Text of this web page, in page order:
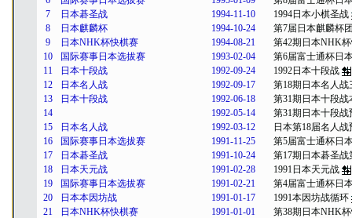
7
日本碁圣战 1994-11-10
1994日本小棋圣战
8
日本麒麟杯 1994-10-24
第7届日本麒麟杯
9
日本NHK杯快棋赛 1994-08-21
第42期日本NHK
10
国际赛事日本选拔赛 1993-02-04
第6届富士通杯日
11
日本十段战 1992-09-24
1992日本十段战
12
日本名人战 1992-09-17
第18期日本名人战
13
日本十段战 1992-06-18
第31期日本十段战
14
1992-05-14
第31期日本十段战
15
日本名人战 1992-03-12
日本第18届名人战
16
国际赛事日本选拔赛 1991-11-25
第5届富士通杯日
17
日本碁圣战 1991-10-24
第17期日本碁圣战
18
日本天元战 1991-02-28
1991日本天元战
19
国际赛事日本选拔赛 1991-02-21
第4届富士通杯日
20
日本本因坊战 1991-01-17
1991本因坊战循环
21
日本NHK杯快棋赛 1991-01-01
第38期日本NHK